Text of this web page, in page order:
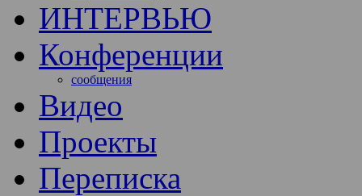
ИНТЕРВЬЮ
Конференции
сообщения
Видео
Проекты
Переписка